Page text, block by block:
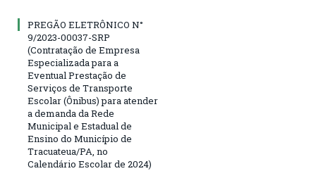
PREGÃO ELETRÔNICO N°
9/2023-00037-SRP
(Contratação de Empresa
Especializada para a
Eventual Prestação de
Serviços de Transporte
Escolar (Ônibus) para atender
a demanda da Rede
Municipal e Estadual de
Ensino do Município de
Tracuateua/PA, no
Calendário Escolar de 2024)